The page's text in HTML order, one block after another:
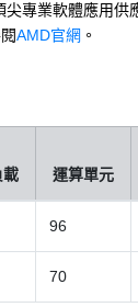
尖專業軟體應用
AMD官網 。
載 運算單元
96
70